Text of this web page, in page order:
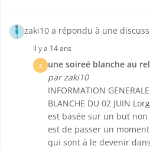
zaki10 a répondu à une
il y a 14 ans
Z
une soireé blanche au
par zaki10
INFORMATION
BLANCHE DU 02 JUIN
est basée sur un but
est de passer un
qui sont à le devenir